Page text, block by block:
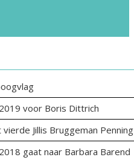
voor Boris Dittrich
Jillis Bruggeman Penning
gaat naar Barbara Barend